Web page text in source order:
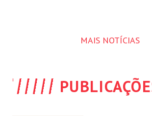
MAIS NOTÍCIAS